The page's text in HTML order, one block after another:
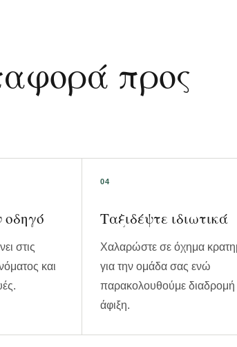
προς
οδηγό
στις
και
Ταξιδέψτε ιδιωτικά
Χαλαρώστε σε όχημα
για την ομάδα σας ενώ
παρακολουθούμε διαδρομή
άφιξη.